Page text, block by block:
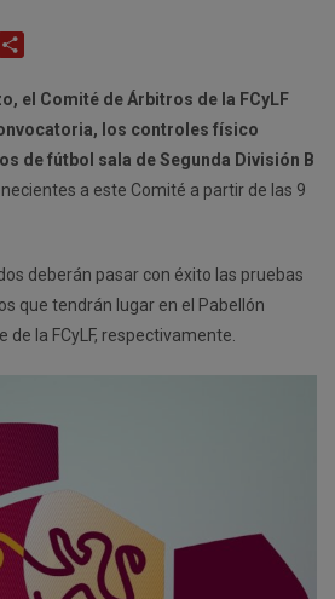
WhatsApp
el Comité de Árbitros de la FCyLF
los controles físico
de fútbol sala de Segunda División B
a este Comité a partir de las 9
deberán pasar con éxito las pruebas
que tendrán lugar en el Pabellón
de la FCyLF, respectivamente.